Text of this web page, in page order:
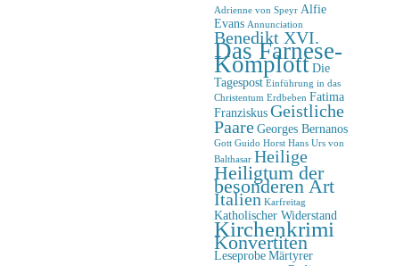
Adrienne von Speyr Alfie
Evans Annunciation
Benedikt XVI.
Das Farnese-
Komplott Die
Tagespost Einführung in das
Christentum Erdbeben Fatima
Franziskus Geistliche
Paare Georges Bernanos
Gott Guido Horst Hans Urs von
Balthasar Heilige
Heiligtum der
besonderen Art
Italien Karfreitag
Katholischer Widerstand
Kirchenkrimi
Konvertiten
Leseprobe Märtyrer